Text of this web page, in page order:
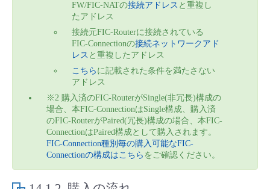
FW/FIC-NATの接続アドレス と重複し
たアドレス
接続元FIC-Routerに接続されている
FIC-Connectionの接続ネットワークアド
レス と重複したアドレス
こちら に記載された条件を満たさない
アドレス
※2 購入済のFIC-RouterがSingle(非冗長)構成の
場合、本FIC-ConnectionはSingle構成、購入済
のFIC-RouterがPaired(冗長)構成の場合、本FIC-
ConnectionはPaired構成として購入されます。
FIC-Connection種別毎の購入可能なFIC-
Connectionの構成はこちら をご確認ください。